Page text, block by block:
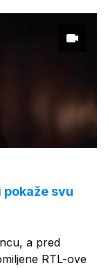
svu
a pred
RTL-ove